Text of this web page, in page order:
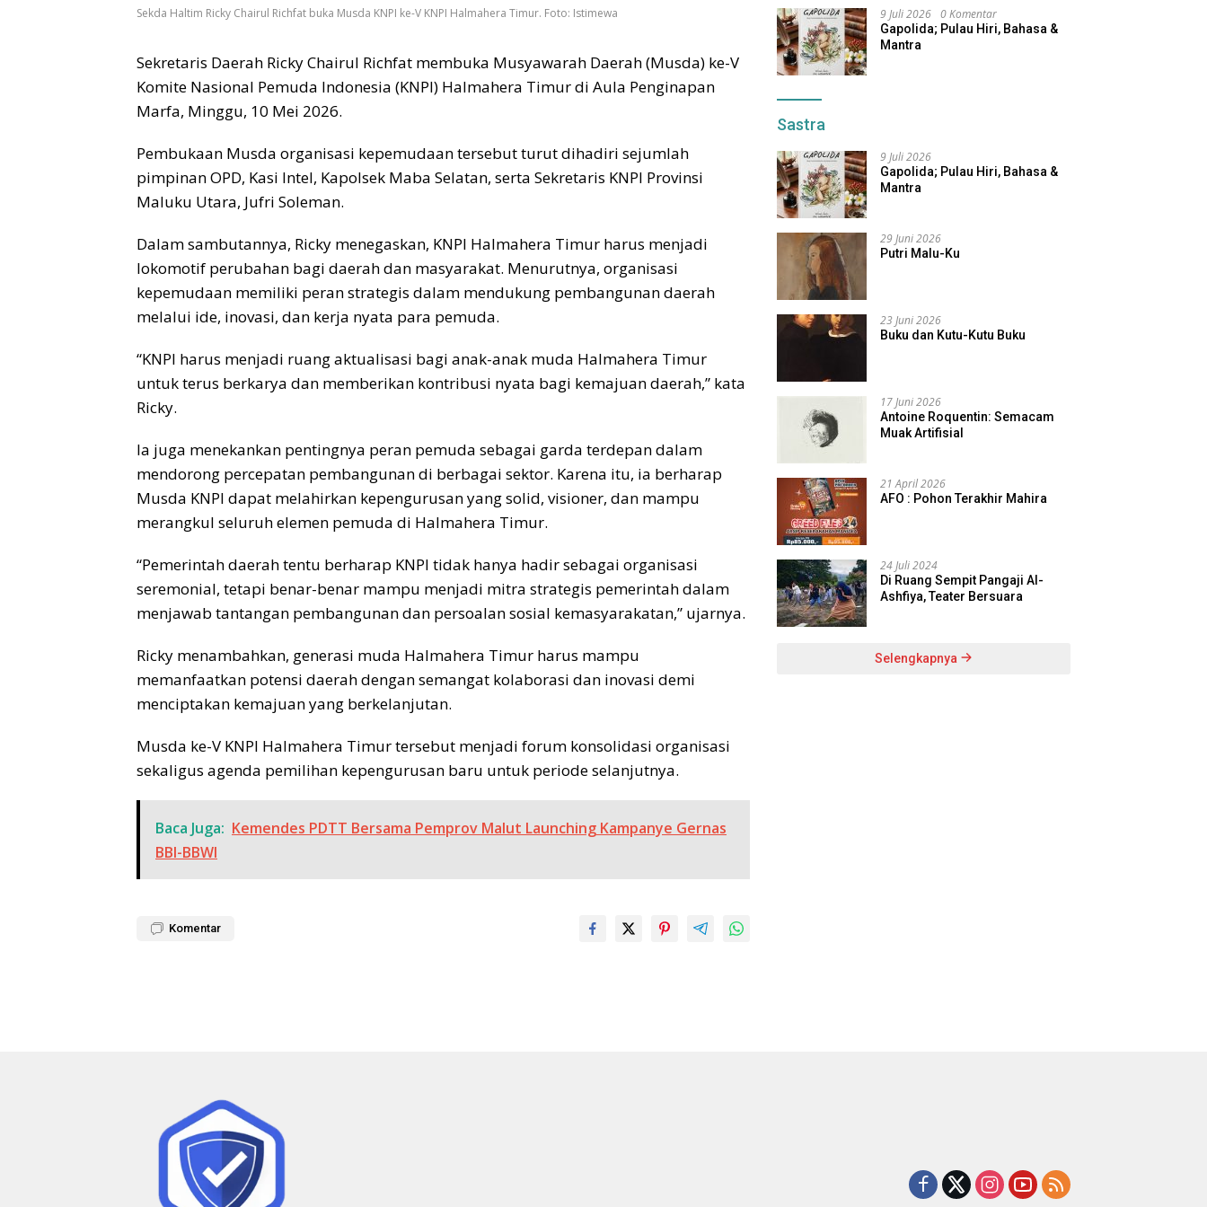
Sekda Haltim Ricky Chairul Richfat buka Musda KNPI ke-V KNPI Halmahera Timur. Foto: Istimewa
Sekretaris Daerah Ricky Chairul Richfat membuka Musyawarah Daerah (Musda) ke-V
Komite Nasional Pemuda Indonesia (KNPI) Halmahera Timur di Aula Penginapan
Marfa, Minggu, 10 Mei 2026.
Pembukaan Musda organisasi kepemudaan tersebut turut dihadiri sejumlah
pimpinan OPD, Kasi Intel, Kapolsek Maba Selatan, serta Sekretaris KNPI Provinsi
Maluku Utara, Jufri Soleman.
Dalam sambutannya, Ricky menegaskan, KNPI Halmahera Timur harus menjadi
lokomotif perubahan bagi daerah dan masyarakat. Menurutnya, organisasi
kepemudaan memiliki peran strategis dalam mendukung pembangunan daerah
melalui ide, inovasi, dan kerja nyata para pemuda.
“KNPI harus menjadi ruang aktualisasi bagi anak-anak muda Halmahera Timur
untuk terus berkarya dan memberikan kontribusi nyata bagi kemajuan daerah,” kata
Ricky.
Ia juga menekankan pentingnya peran pemuda sebagai garda terdepan dalam
mendorong percepatan pembangunan di berbagai sektor. Karena itu, ia berharap
Musda KNPI dapat melahirkan kepengurusan yang solid, visioner, dan mampu
merangkul seluruh elemen pemuda di Halmahera Timur.
“Pemerintah daerah tentu berharap KNPI tidak hanya hadir sebagai organisasi
seremonial, tetapi benar-benar mampu menjadi mitra strategis pemerintah dalam
menjawab tantangan pembangunan dan persoalan sosial kemasyarakatan,” ujarnya.
Ricky menambahkan, generasi muda Halmahera Timur harus mampu
memanfaatkan potensi daerah dengan semangat kolaborasi dan inovasi demi
menciptakan kemajuan yang berkelanjutan.
Musda ke-V KNPI Halmahera Timur tersebut menjadi forum konsolidasi organisasi
sekaligus agenda pemilihan kepengurusan baru untuk periode selanjutnya.
Baca Juga: Kemendes PDTT Bersama Pemprov Malut Launching Kampanye Gernas
BBI-BBWI
Komentar
9 Juli 2026 0 Komentar
Gapolida; Pulau Hiri, Bahasa &
Mantra
Sastra
9 Juli 2026
Gapolida; Pulau Hiri, Bahasa &
Mantra
29 Juni 2026
Putri Malu-Ku
23 Juni 2026
Buku dan Kutu-Kutu Buku
17 Juni 2026
Antoine Roquentin: Semacam
Muak Artifisial
21 April 2026
AFO : Pohon Terakhir Mahira
24 Juli 2024
Di Ruang Sempit Pangaji Al-
Ashfiya, Teater Bersuara
Selengkapnya